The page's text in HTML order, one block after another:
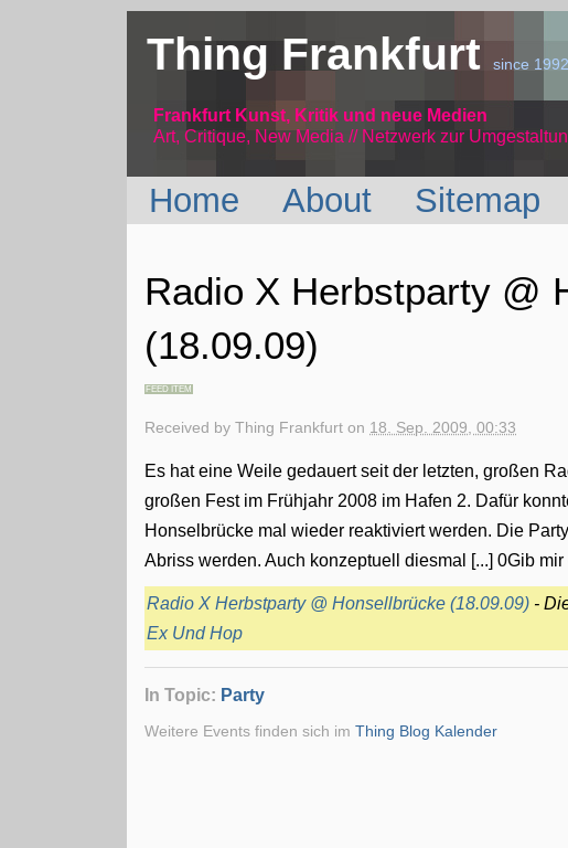
Thing Frankfurtsince 1992
Frankfurt Kunst, Kritik und neue Medien
Art, Critique, New Media // Netzwerkzur
Home About Sitemap
Radio X Herbstparty @
(18.09.09)
FEED ITEM
Received byThing Frankfurt on 18. Sep. 2009, 00:33
Es hat eine Weile gedauert seit der letzten, großen
großen Fest im Frühjahr 2008 im Hafen 2. Dafür
Honselbrücke mal wieder reaktiviert werden. Die
Abriss werden. Auch konzeptuell diesmal [...] 0Gib mir
Radio X Herbstparty @ Honsellbrücke (18.09.09) -
Ex Und Hop
In Topic: Party
Weitere Events finden sich imThing Blog Kalender